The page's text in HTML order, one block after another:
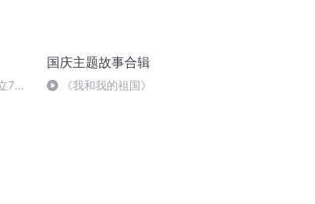
73
国庆主题故事合辑
《我和我的祖国》